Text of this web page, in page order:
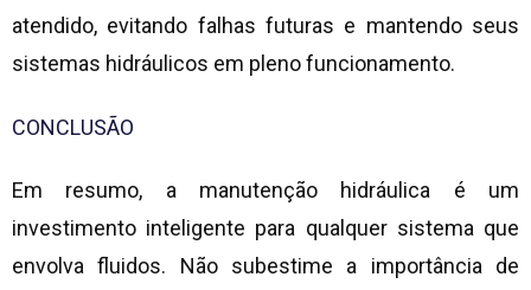
atendido, evitando falhas futuras e mantendo seus
sistemas hidráulicos em pleno funcionamento.
CONCLUSÃO
Em resumo, a manutenção hidráulica é um
investimento inteligente para qualquer sistema que
envolva fluidos. Não subestime a importância de